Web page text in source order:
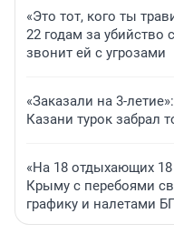
«Это тот, кого ты
22 годам за убийство
звонит ей с угрозами
«Заказали на 3-
Казани турок забрал
«На 18 отдыхающих
Крыму с перебоями
графику и налетами